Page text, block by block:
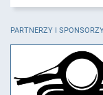
PARTNERZY I